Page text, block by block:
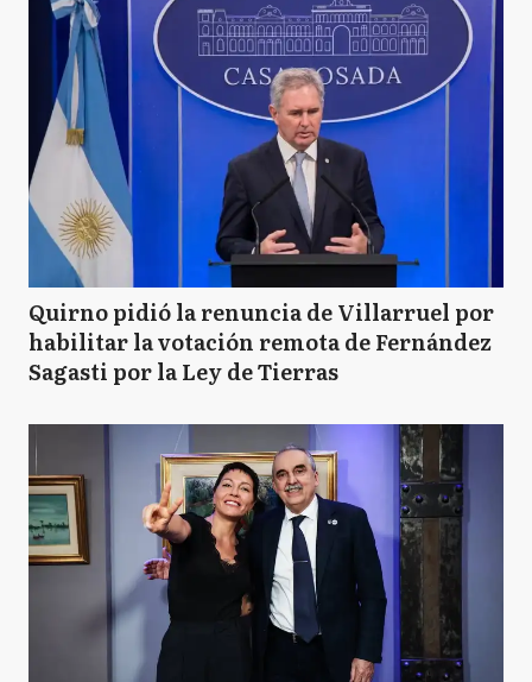
Quirno pidió la renuncia de Villarruel por
habilitar la votación remota de Fernández
Sagasti por la Ley de Tierras